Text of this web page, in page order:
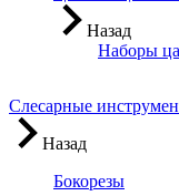
Назад
Наборы
Слесарные
Назад
Бокорезы